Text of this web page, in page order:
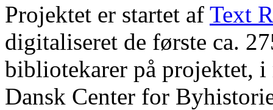
Projektet er startet af Text
digitaliseret de første ca.
bibliotekarer på projektet, i
Dansk Center for